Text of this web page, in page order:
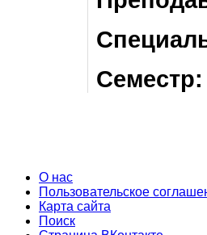
Семестр:
О нас
Пользовательское
Карта сайта
Поиск